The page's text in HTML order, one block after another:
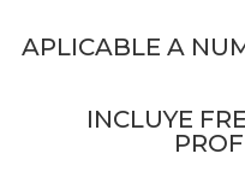
APLICABLE A
INCLUYE